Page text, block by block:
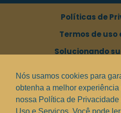
Políticas de
Termos de uso
Solucionando
Copyright © 2017 - 2025
Nós usamos cookies para
obtenha a melhor experiência
nossa Política de Privacidade